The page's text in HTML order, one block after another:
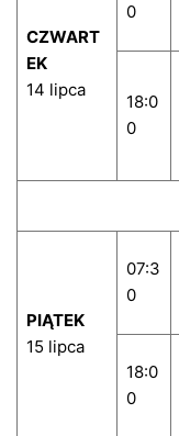
CZWART
EK
14 lipca
0
18:0
0
PIĄTEK
15 lipca
07:3
0
18:0
0